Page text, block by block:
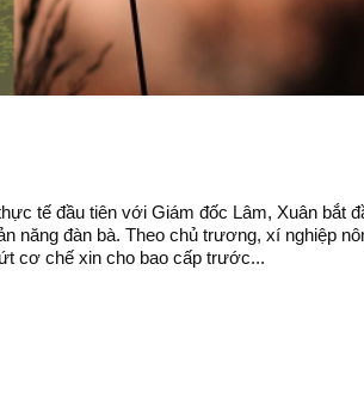
tế đầu tiên với Giám đốc Lâm, Xuân bắt
năng đàn bà. Theo chủ trương, xí nghiệp
cơ chế xin cho bao cấp trước...